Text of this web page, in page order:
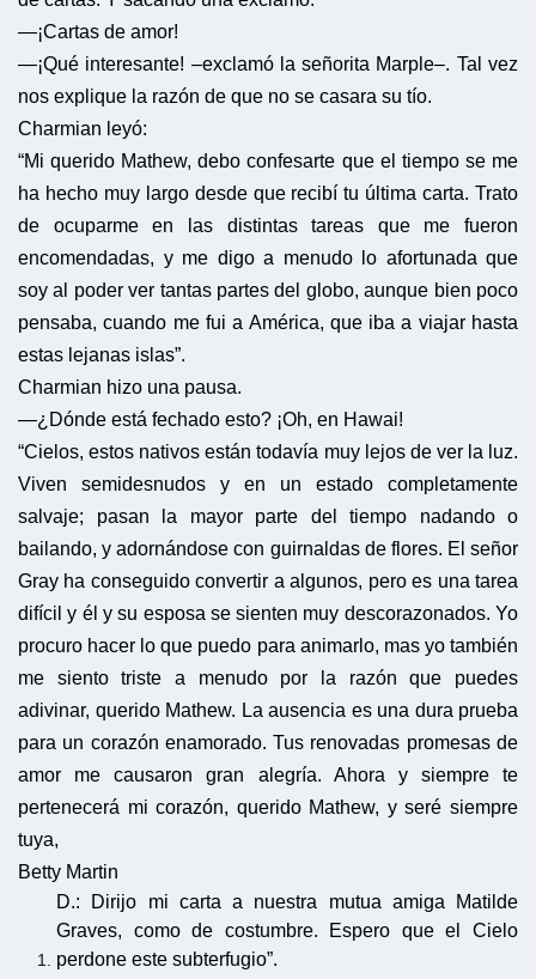
—¡Cartas de amor!
—¡Qué interesante! –exclamó la señorita Marple–. Tal vez
nos explique la razón de que no se casara su tío.
Charmian leyó:
“Mi querido Mathew, debo confesarte que el tiempo se me
ha hecho muy largo desde que recibí tu última carta. Trato
de ocuparme en las distintas tareas que me fueron
encomendadas, y me digo a menudo lo afortunada que
soy al poder ver tantas partes del globo, aunque bien poco
pensaba, cuando me fui a América, que iba a viajar hasta
estas lejanas islas”.
Charmian hizo una pausa.
—¿Dónde está fechado esto? ¡Oh, en Hawai!
“Cielos, estos nativos están todavía muy lejos de ver la luz.
Viven semidesnudos y en un estado completamente
salvaje; pasan la mayor parte del tiempo nadando o
bailando, y adornándose con guirnaldas de flores. El señor
Gray ha conseguido convertir a algunos, pero es una tarea
difícil y él y su esposa se sienten muy descorazonados. Yo
procuro hacer lo que puedo para animarlo, mas yo también
me siento triste a menudo por la razón que puedes
adivinar, querido Mathew. La ausencia es una dura prueba
para un corazón enamorado. Tus renovadas promesas de
amor me causaron gran alegría. Ahora y siempre te
pertenecerá mi corazón, querido Mathew, y seré siempre
tuya,
Betty Martin
D.: Dirijo mi carta a nuestra mutua amiga Matilde
Graves, como de costumbre. Espero que el Cielo
perdone este subterfugio”.